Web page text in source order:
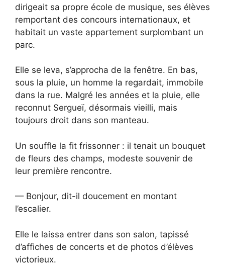
dirigeait sa propre école de musique, ses élèves
remportant des concours internationaux, et
habitait un vaste appartement surplombant un
parc.
Elle se leva, s’approcha de la fenêtre. En bas,
sous la pluie, un homme la regardait, immobile
dans la rue. Malgré les années et la pluie, elle
reconnut Sergueï, désormais vieilli, mais
toujours droit dans son manteau.
Un souffle la fit frissonner : il tenait un bouquet
de fleurs des champs, modeste souvenir de
leur première rencontre.
— Bonjour, dit-il doucement en montant
l’escalier.
Elle le laissa entrer dans son salon, tapissé
d’affiches de concerts et de photos d’élèves
victorieux.